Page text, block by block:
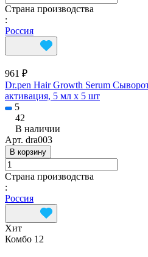
Страна производства
:
Россия
961 ₽
Dr.pen Hair Growth Serum
активация, 5 мл х 5 шт
5
42
В наличии
Арт. dra003
В корзину
Страна производства
:
Россия
Хит
Комбо 12